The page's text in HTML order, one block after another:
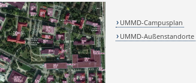
UMMD-Campusplan
UMMD-Außenstandorte